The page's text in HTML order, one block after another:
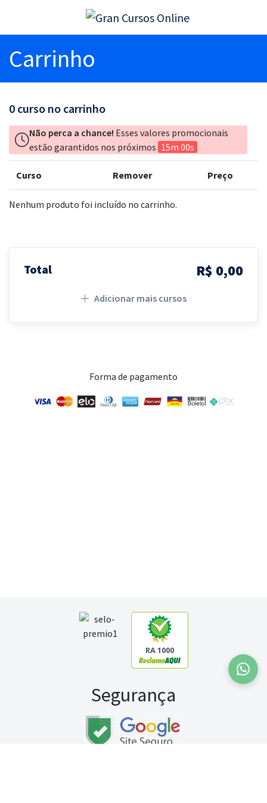
Carrinho
0 curso no carrinho
Não perca a chance! Esses valores promocionais
estão garantidos nos próximos 15m 00s
Curso Remover Preço
Nenhum produto foi incluído no carrinho.
Total R$ 0,00
Adicionar mais cursos
Forma de pagamento
RA 1000
Segurança